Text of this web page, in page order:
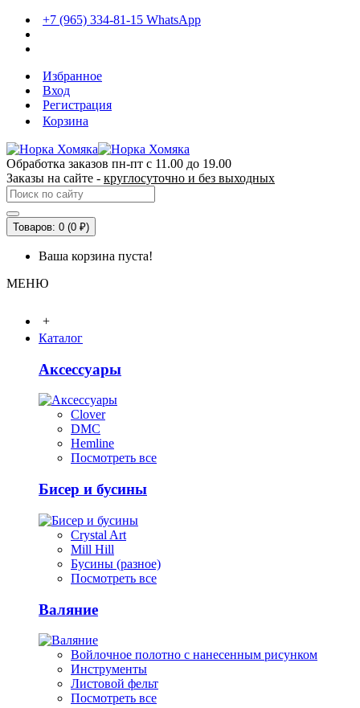
+7 (965) 334-81-15 WhatsApp
Избранное
Вход
Регистрация
Корзина
Обработка заказов пн-пт с 11.00 до 19.00
Заказы на сайте - круглосуточно и без выходных
Товаров: 0 (0 ₽)
Ваша корзина пуста!
МЕНЮ
+
Каталог
Аксессуары
Clover
DMC
Hemline
Посмотреть все
Бисер и бусины
Crystal Art
Mill Hill
Бусины (разное)
Посмотреть все
Валяние
Войлочное полотно с нанесенным рисунком
Инструменты
Листовой фельт
Посмотреть все